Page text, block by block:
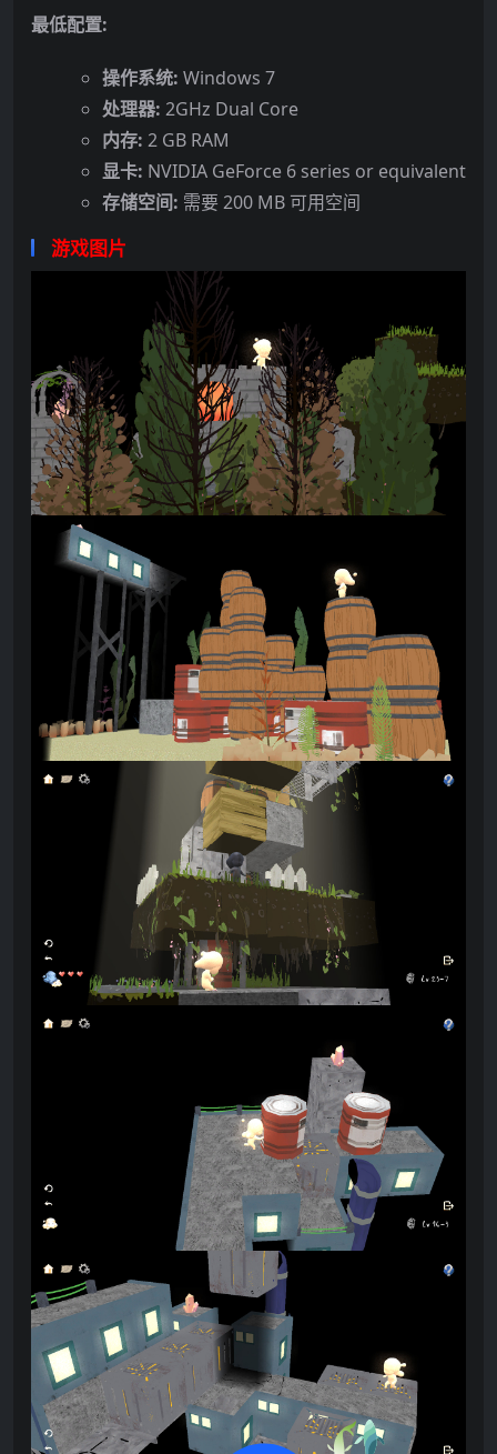
最低配置:
操作系统: Windows 7
处理器: 2GHz Dual Core
内存: 2 GB RAM
显卡: NVIDIA GeForce 6 series or equivalent
存储空间: 需要 200 MB 可用空间
游戏图片